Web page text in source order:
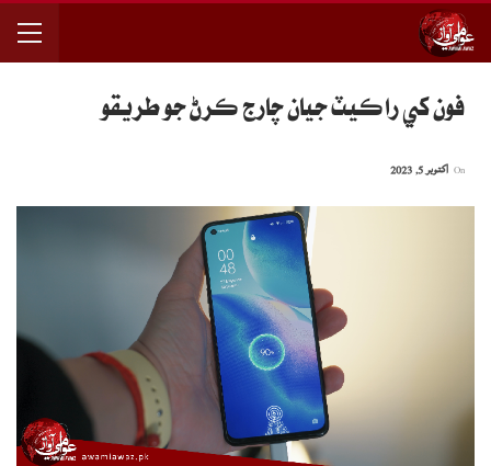
فون کي راڪيٽ جيان چارج ڪرڻ جو طريقو
اکتوبر 5, 2023